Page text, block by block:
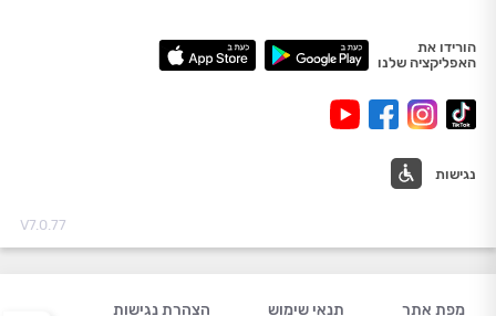
הורידו את
האפליקציה שלנו
נגישות
V7.0.77
מפת אתר תנאי שימוש הצהרת נגישות